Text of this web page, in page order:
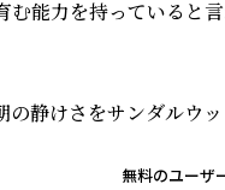
む能力を持っていると言
の静けさをサンダルウ
無料のユーザ